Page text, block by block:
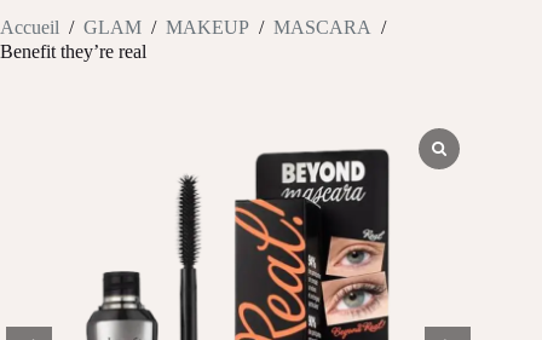
Accueil / GLAM / MAKEUP / MASCARA /
Benefit they’re real